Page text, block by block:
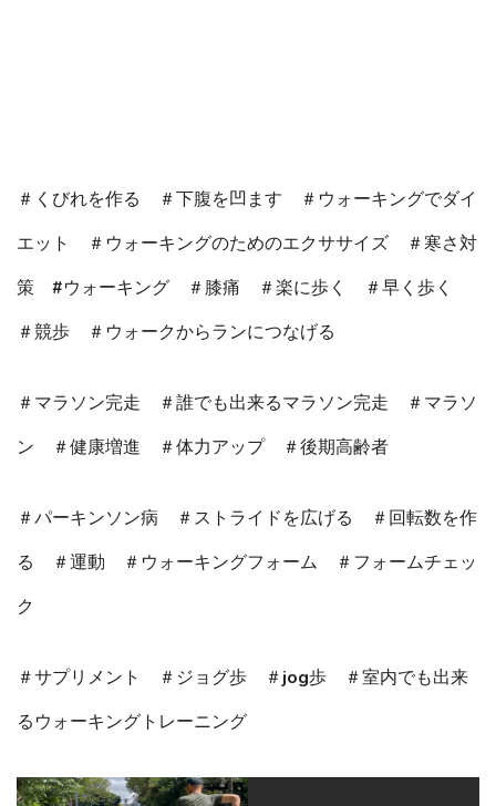
＃くびれを作る ＃下腹を凹ます ＃ウォーキングでダイ
エット ＃ウォーキングのためのエクササイズ ＃寒さ対
策 #ウォーキング ＃膝痛 ＃楽に歩く ＃早く歩く
＃競歩 ＃ウォークからランにつなげる
＃マラソン完走 ＃誰でも出来るマラソン完走 ＃マラソ
ン ＃健康増進 ＃体力アップ ＃後期高齢者
＃パーキンソン病 ＃ストライドを広げる ＃回転数を作
る ＃運動 ＃ウォーキングフォーム ＃フォームチェッ
ク
＃サプリメント ＃ジョグ歩 ＃jog歩 ＃室内でも出来
るウォーキングトレーニング